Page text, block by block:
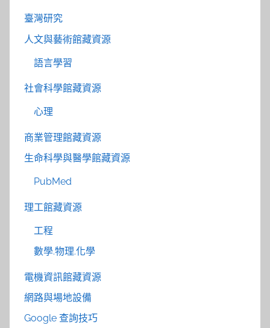
臺灣研究
人文與藝術館藏資源
語言學習
社會科學館藏資源
心理
商業管理館藏資源
生命科學與醫學館藏資源
PubMed
理工館藏資源
工程
數學.物理.化學
電機資訊館藏資源
網路與場地設備
Google 查詢技巧